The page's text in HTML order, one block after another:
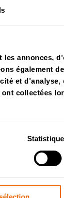
les annonces,
également
et
collectées